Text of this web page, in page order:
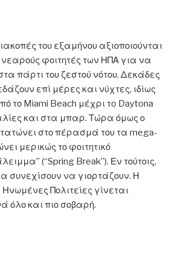
του εξαμήνου αξιοποιούνται
νεαρούς φοιτητές των ΗΠΑ για να
πάρτι του ζεστού νότου. Δεκάδες
επί μέρες και νύχτες, ιδίως
το Miami Beach μέχρι τo Daytona
και στα μπαρ. Τώρα όμως ο
στο πέρασμά του τα mega-
μερικώς το φοιτητικό
(“Spring Break”). Εν τούτοις,
συνεχίσουν να γιορτάζουν. Η
Πολιτείες γίνεται
όλο και πιο σοβαρή.